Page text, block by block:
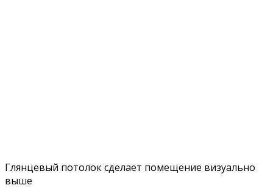
Глянцевый потолок сделает помещение визуально
выше